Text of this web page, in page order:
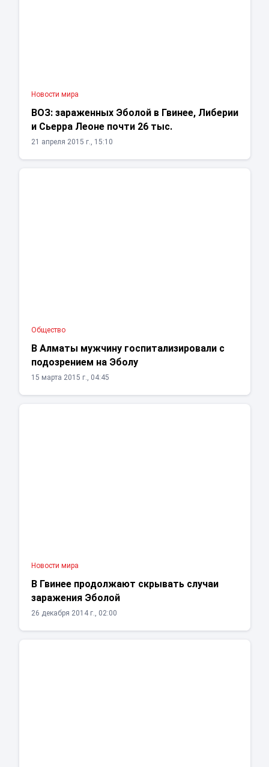
Новости мира
ВОЗ: зараженных Эболой в Гвинее, Либерии
и Сьерра Леоне почти 26 тыс.
21 апреля 2015 г., 15:10
Общество
В Алматы мужчину госпитализировали с
подозрением на Эболу
15 марта 2015 г., 04:45
Новости мира
В Гвинее продолжают скрывать случаи
заражения Эболой
26 декабря 2014 г., 02:00